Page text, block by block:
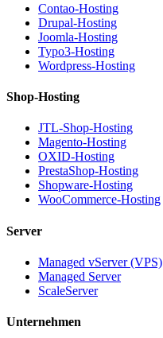
Contao-Hosting
Drupal-Hosting
Joomla-Hosting
Typo3-Hosting
Wordpress-Hosting
Shop-Hosting
JTL-Shop-Hosting
Magento-Hosting
OXID-Hosting
PrestaShop-Hosting
Shopware-Hosting
WooCommerce-Hosting
Server
Managed vServer (VPS)
Managed Server
ScaleServer
Unternehmen